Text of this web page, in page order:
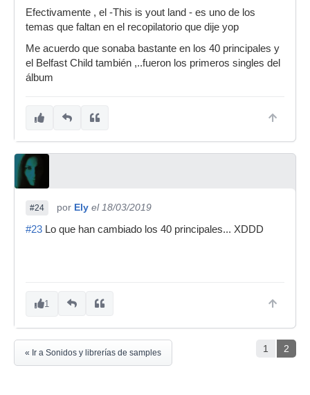
Efectivamente , el -This is yout land - es uno de los
temas que faltan en el recopilatorio que dije yop
Me acuerdo que sonaba bastante en los 40 principales y
el Belfast Child también ,..fueron los primeros singles del
álbum
#24 por Ely el 18/03/2019
#23 Lo que han cambiado los 40 principales... XDDD
1
1 2
« Ir a Sonidos y librerías de samples